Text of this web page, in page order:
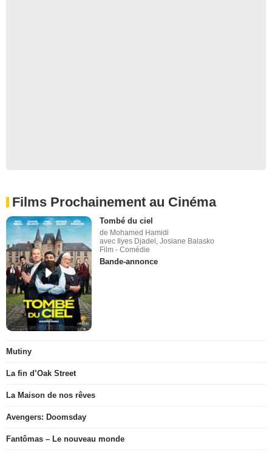
Films Prochainement au Cinéma
Tombé du ciel
de Mohamed Hamidi
avec Ilyes Djadel, Josiane Balasko
Film - Comédie
Bande-annonce
Mutiny
La fin d’Oak Street
La Maison de nos rêves
Avengers: Doomsday
Fantômas – Le nouveau monde